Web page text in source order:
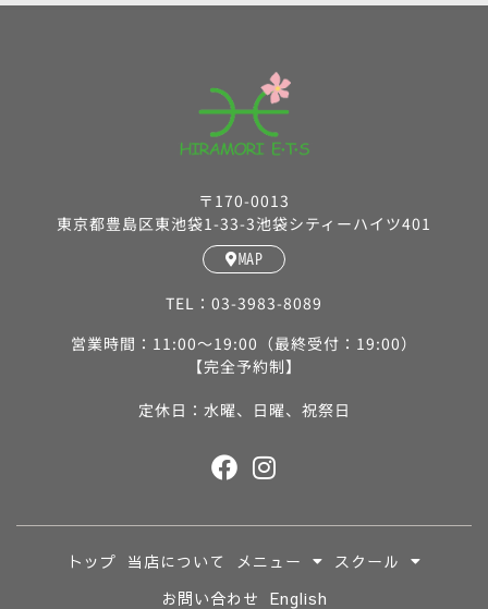
〒170-0013
東京都豊島区東池袋1-33-3池袋シティーハイツ401
MAP
TEL：03-3983-8089
営業時間：11:00〜19:00（最終受付：19:00）
【完全予約制】
定休日：水曜、日曜、祝祭日
トップ 当店について メニュー
スクール
お問い合わせ English